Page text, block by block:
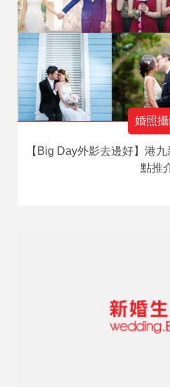
婚照
【Big Day外影去邊好】港
點推